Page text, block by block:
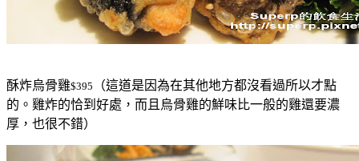
酥炸烏骨雞$395
（這道是因為在其他地方都沒看過所以才點
的。雞炸的恰到好處，而且烏骨雞的鮮味比一般的雞還要濃
厚，也很不錯）